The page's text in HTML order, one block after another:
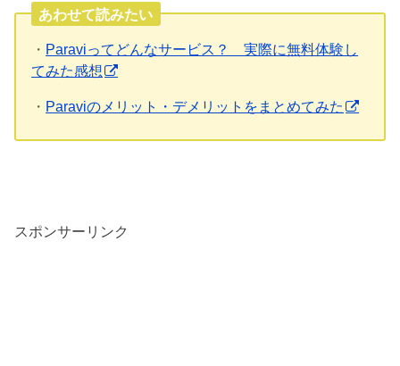
あわせて読みたい
・ Paraviってどんなサービス？ 実際に無料体験し
てみた感想
・ Paraviのメリット・デメリットをまとめてみた
スポンサーリンク